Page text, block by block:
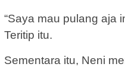
“Saya mau pulang aja
Teritip itu.
Sementara itu, Neni